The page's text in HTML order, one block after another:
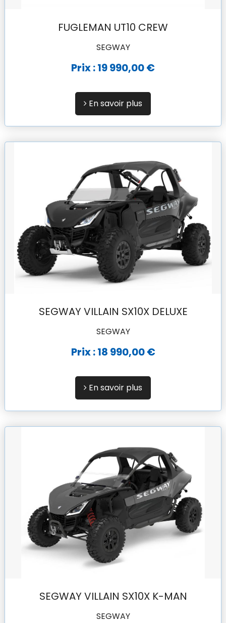
FUGLEMAN UT10 CREW
SEGWAY
Prix : 19 990,00 €
En savoir plus
SEGWAY VILLAIN SX10X DELUXE
SEGWAY
Prix : 18 990,00 €
En savoir plus
SEGWAY VILLAIN SX10X K-MAN
SEGWAY